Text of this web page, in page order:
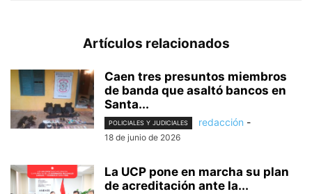
Artículos relacionados
Caen tres presuntos miembros
de banda que asaltó bancos en
Santa...
POLICIALES Y JUDICIALES redacción -
18 de junio de 2026
La UCP pone en marcha su plan
de acreditación ante la...